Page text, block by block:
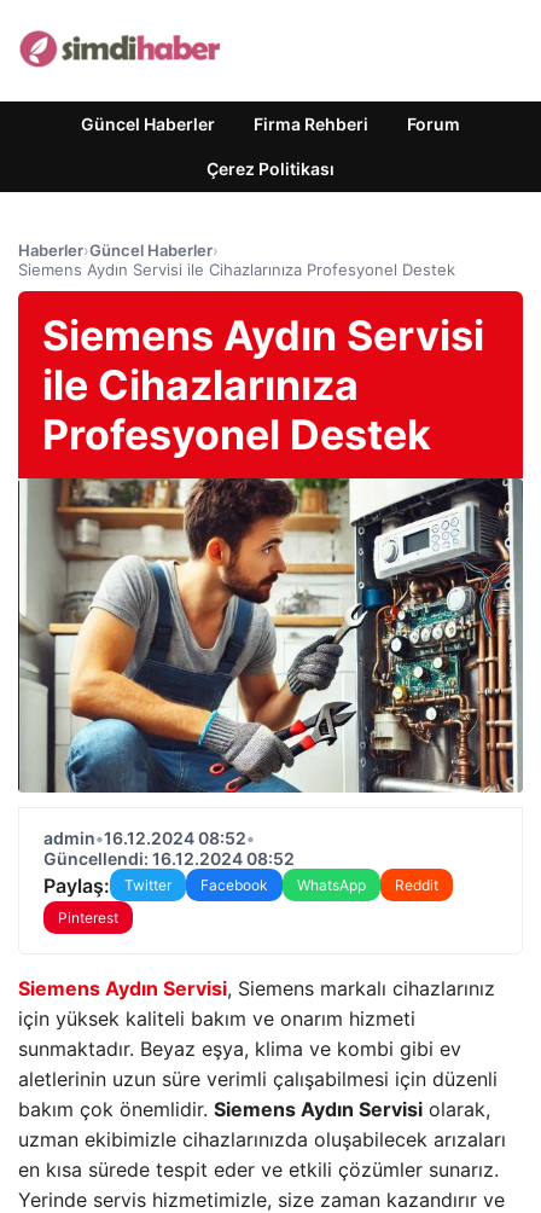
Güncel Haberler Firma Rehberi Forum
Çerez Politikası
Haberler›Güncel Haberler›
Siemens Aydın Servisi ile Cihazlarınıza Profesyonel Destek
Siemens Aydın Servisi
ile Cihazlarınıza
Profesyonel Destek
admin•16.12.2024 08:52•
Güncellendi: 16.12.2024 08:52
Paylaş: Twitter Facebook WhatsApp
Reddit
Pinterest
Siemens Aydın Servisi, Siemens markalı cihazlarınız
için yüksek kaliteli bakım ve onarım hizmeti
sunmaktadır. Beyaz eşya, klima ve kombi gibi ev
aletlerinin uzun süre verimli çalışabilmesi için düzenli
bakım çok önemlidir. Siemens Aydın Servisi olarak,
uzman ekibimizle cihazlarınızda oluşabilecek arızaları
en kısa sürede tespit eder ve etkili çözümler sunarız.
Yerinde servis hizmetimizle, size zaman kazandırır ve